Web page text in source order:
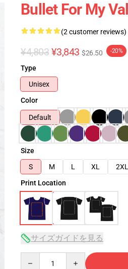
Bullet For My
(2 customer reviews)
¥4,803 ¥3,843 $26.50 -20%
Type
Unisex
Color
Default
Size
S
M L XL 2XL
Print Location
サイズガイドを見る